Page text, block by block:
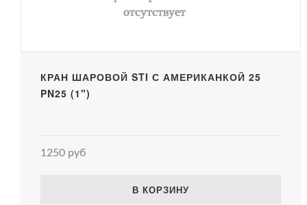
КРАН ШАРОВОЙ STI С АМЕРИКАНКОЙ 25
PN25 (1")
1250 руб
В КОРЗИНУ